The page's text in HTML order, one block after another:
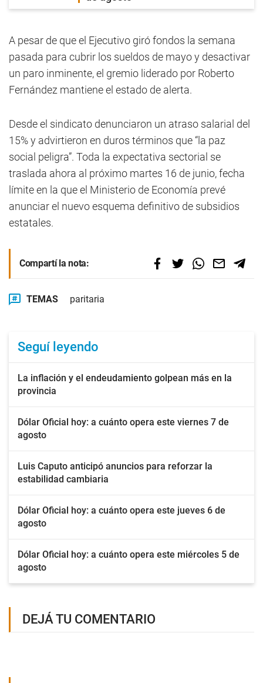
A pesar de que el Ejecutivo giró fondos la semana
pasada para cubrir los sueldos de mayo y desactivar
un paro inminente, el gremio liderado por Roberto
Fernández mantiene el estado de alerta.
Desde el sindicato denunciaron un atraso salarial del
15% y advirtieron en duros términos que “la paz
social peligra”. Toda la expectativa sectorial se
traslada ahora al próximo martes 16 de junio, fecha
límite en la que el Ministerio de Economía prevé
anunciar el nuevo esquema definitivo de subsidios
estatales.
Compartí la nota:
TEMAS paritaria
Seguí leyendo
La inflación y el endeudamiento golpean más en la
provincia
Dólar Oficial hoy: a cuánto opera este viernes 7 de
agosto
Luis Caputo anticipó anuncios para reforzar la
estabilidad cambiaria
Dólar Oficial hoy: a cuánto opera este jueves 6 de
agosto
Dólar Oficial hoy: a cuánto opera este miércoles 5 de
agosto
DEJÁ TU COMENTARIO